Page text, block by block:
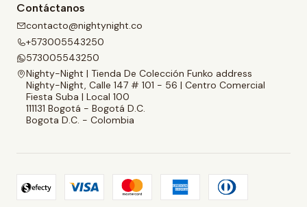
Contáctanos
contacto@nightynight.co
+573005543250
573005543250
Nighty-Night | Tienda De Colección Funko address
Nighty-Night, Calle 147 # 101 - 56 | Centro Comercial
Fiesta Suba | Local 100
111131 Bogotá - Bogotá D.C.
Bogota D.C. - Colombia